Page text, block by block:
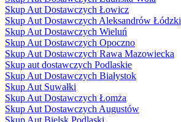
Skup Aut Dostawczych Łowicz
Skup Aut Dostawczych Aleksandrów Łódzki
Skup Aut Dostawczych Wieluń
Skup Aut Dostawczych Opoczno
Skup Aut Dostawczych Rawa Mazowiecka
Skup aut dostawczych Podlaskie
Skup Aut Dostawczych Białystok
Skup Aut Suwałki
Skup Aut Dostawczych Łomża
Skup Aut Dostawczych Augustów
Skup Aut Bielsk Podlaski